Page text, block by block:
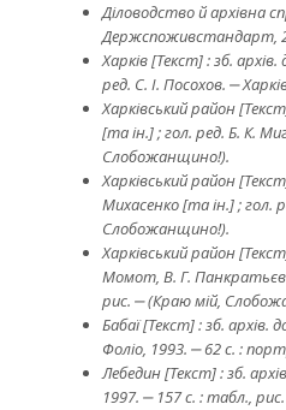
Діловодство й архівна
Деpжспоживстандаpт,
Харків [Текст] : зб.
ред. С. І. Посохов. ‒
Харківський район
[та ін.] ; гол. ред. Б. К.
Слобожанщино!).
Харківський район
Михасенко [та ін.] ; гол.
Слобожанщино!).
Харківський район
Момот, В. Г.
рис. ‒ (Кpаю мiй,
Бабаї [Текст] : зб. архів.
Фоліо, 1993. ‒ 62 с. :
Лебедин [Текст] : зб.
1997. ‒ 157 с. : табл.,